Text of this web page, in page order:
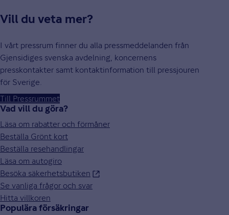
Vill du veta mer?
I vårt pressrum finner du alla pressmeddelanden från
Gjensidiges svenska avdelning, koncernens
presskontakter samt kontaktinformation till pressjouren
för Sverige.
Till Pressrummet
Vad vill du göra?
Läsa om rabatter och förmåner
Beställa Grönt kort
Beställa resehandlingar
Läsa om autogiro
Besöka säkerhetsbutiken
Se vanliga frågor och svar
Hitta villkoren
Populära försäkringar